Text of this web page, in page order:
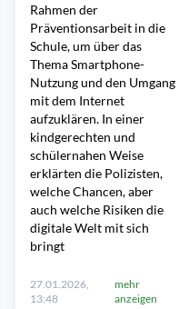
Rahmen der
Präventionsarbeit in die
Schule, um über das
Thema Smartphone-
Nutzung und den Umgang
mit dem Internet
aufzuklären. In einer
kindgerechten und
schülernahen Weise
erklärten die Polizisten,
welche Chancen, aber
auch welche Risiken die
digitale Welt mit sich
bringt
27.01.2026,
13:48
mehr
anzeigen